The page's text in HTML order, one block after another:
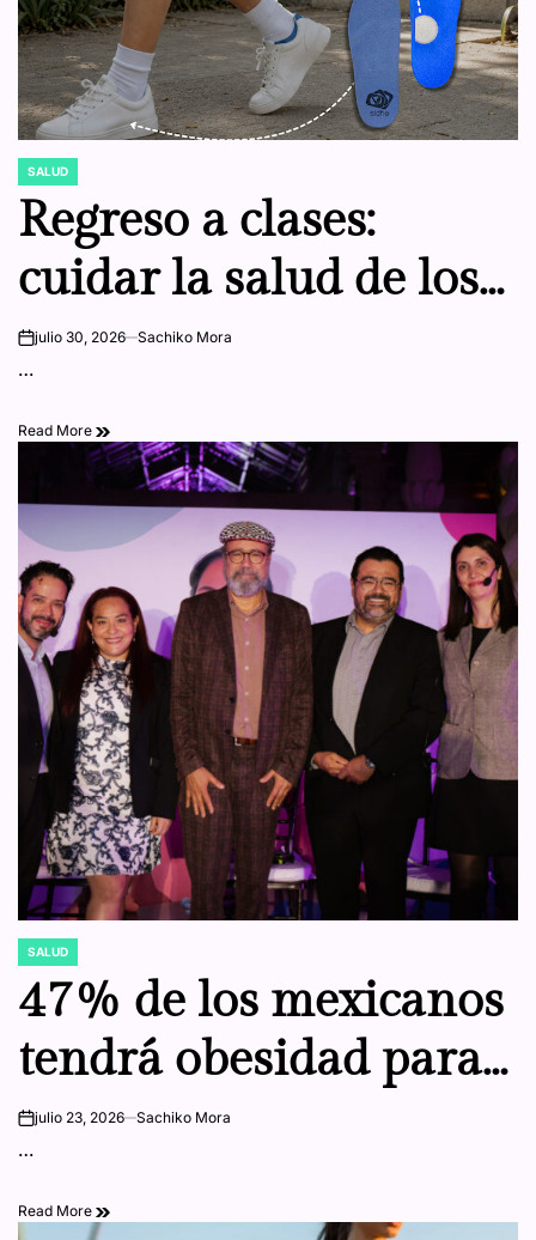
POSTED
IN
SALUD
Regreso a clases:
cuidar la salud de los
pies de los niños
preparar la mochila
onjulio 30, 2026 Sachiko Mora
…
Read More
POSTED
SALUD
47% de los mexicanos
tendrá obesidad para
2035: especialistas
onjulio 23, 2026 Sachiko Mora
…
Read More